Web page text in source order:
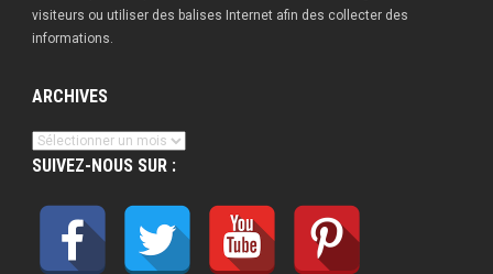
visiteurs ou utiliser des balises Internet afin des collecter des
informations.
ARCHIVES
Archives
SUIVEZ-NOUS SUR :